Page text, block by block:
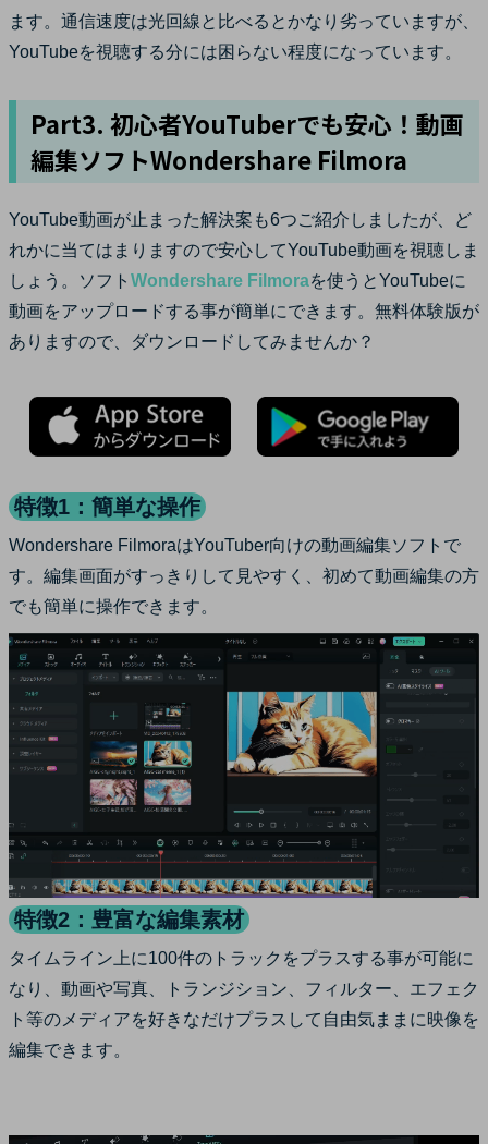
ます。通信速度は光回線と比べるとかなり劣っていますが、
YouTubeを視聴する分には困らない程度になっています。
Part3. 初心者YouTuberでも安心！動画
編集ソフトWondershare Filmora
YouTube動画が止まった解決案も6つご紹介しましたが、ど
れかに当てはまりますので安心してYouTube動画を視聴しま
しょう。ソフト Wondershare Filmoraを使うとYouTubeに
動画をアップロードする事が簡単にできます。無料体験版が
ありますので、ダウンロードしてみませんか？
特徴1：簡単な操作
Wondershare FilmoraはYouTuber向けの動画編集ソフトで
す。編集画面がすっきりして見やすく、初めて動画編集の方
でも簡単に操作できます。
特徴2：豊富な編集素材
タイムライン上に100件のトラックをプラスする事が可能に
なり、動画や写真、トランジション、フィルター、エフェク
ト等のメディアを好きなだけプラスして自由気ままに映像を
編集できます。